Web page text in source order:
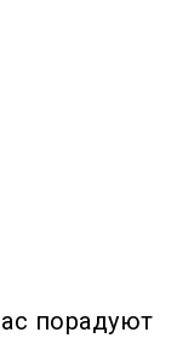
порадуют